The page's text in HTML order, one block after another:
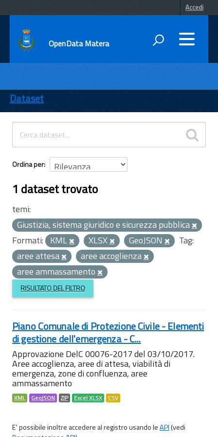
Accedi
OpenData Matera
ENTI
TEMI
INFORMAZIONI
Dataset
Ordina per
1 dataset trovato
temi:
Giustizia, sistema giuridico e sicurezza pubblica
Formati: KML XLSX GeoJSON
Tag:
aree attesa
aree accoglienza
aree ammassamento
RISULTATO DEL FILTRO
Piano Comunale di Protezione Civile - Elementi
di gestione dell'emergenza - C...
Approvazione DelC 00076-2017 del 03/10/2017.
Aree accoglienza, aree di attesa, viabilità di
emergenza, zone di confluenza, aree
ammassamento
KML GeoJSON ZIP Excel XLSX CSV
E' possibile inoltre accedere al registro usando leAPI(vedi